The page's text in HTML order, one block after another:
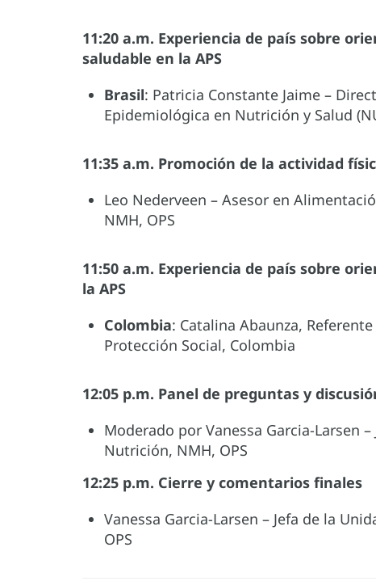
11:20 a.m. Experiencia de país sobre
saludable en la APS
Brasil: Patricia Constante Jaime –
Epidemiológica en Nutrición y Salud
11:35 a.m. Promoción de la actividad
Leo Nederveen – Asesor en
NMH, OPS
11:50 a.m. Experiencia de país sobre
la APS
Colombia: Catalina Abaunza,
Protección Social, Colombia
12:05 p.m. Panel de preguntas y
Moderado por Vanessa Garcia-Larsen
Nutrición, NMH, OPS
12:25 p.m. Cierre y comentarios finales
Vanessa Garcia-Larsen – Jefa de la
OPS